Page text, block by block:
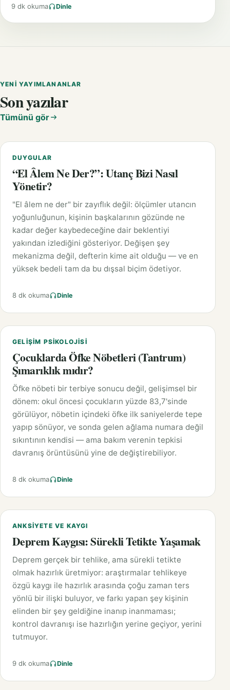
9 dk okuma Dinle
YENI YAYIMLANANLAR
Son yazılar
Tümünü gör
DUYGULAR
“El Âlem Ne Der?”: Utanç Bizi Nasıl
Yönetir?
"El âlem ne der" bir zayıflık değil: ölçümler utancın
yoğunluğunun, kişinin başkalarının gözünde ne
kadar değer kaybedeceğine dair beklentiyi
yakından izlediğini gösteriyor. Değişen şey
mekanizma değil, defterin kime ait olduğu — ve en
yüksek bedeli tam da bu dışsal biçim ödetiyor.
8 dk okuma Dinle
GELIŞIM PSIKOLOJISI
Çocuklarda Öfke Nöbetleri (Tantrum)
Şımarıklık mıdır?
Öfke nöbeti bir terbiye sonucu değil, gelişimsel bir
dönem: okul öncesi çocukların yüzde 83,7'sinde
görülüyor, nöbetin içindeki öfke ilk saniyelerde tepe
yapıp sönüyor, ve sonda gelen ağlama numara değil
sıkıntının kendisi — ama bakım verenin tepkisi
davranış örüntüsünü yine de değiştirebiliyor.
8 dk okuma Dinle
ANKSIYETE VE KAYGI
Deprem Kaygısı: Sürekli Tetikte Yaşamak
Deprem gerçek bir tehlike, ama sürekli tetikte
olmak hazırlık üretmiyor: araştırmalar tehlikeye
özgü kaygı ile hazırlık arasında çoğu zaman ters
yönlü bir ilişki buluyor, ve farkı yapan şey kişinin
elinden bir şey geldiğine inanıp inanmaması;
kontrol davranışı ise hazırlığın yerine geçiyor, yerini
tutmuyor.
9 dk okuma Dinle